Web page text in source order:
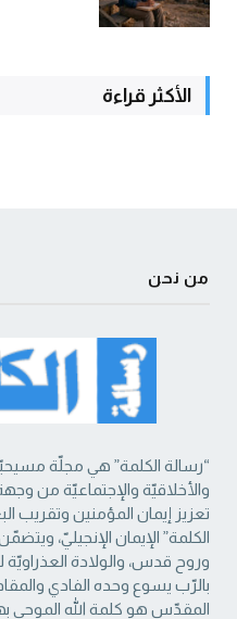
الأكثر قراءة
من نحن
“رسالة الكلمة” هي مجلّة
والأخلاقيّة والإجتماعيّة من
تعزيز إيمان المؤمنين وتقريب
‏الكلمة” الإيمان الإنجيليّ،
وروح قدس، والولادة
بالرّب يسوع وحده الفادي
‏المقدّس هو كلمة الله الموحى